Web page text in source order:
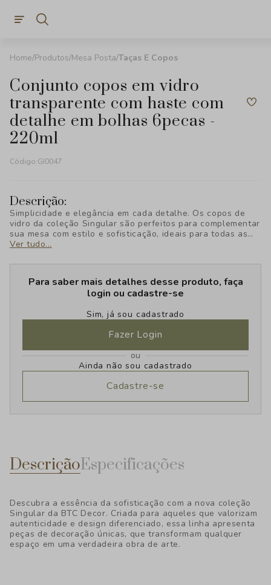
Produtos Mesa Posta Taças E Copos
conjunto copos em vidro
transparente com haste com
detalhe em bolhas 6pecas -
220ml
Código:GI0047
Descrição:
Simplicidade e elegância em cada detalhe. Os copos de
vidro da coleção Singular são perfeitos para complementar
sua mesa com estilo e sofisticação, ideais para todas as
ocasiões. Descubra o charme exclusivo da BTC Decor!
Ver tudo...
Para saber mais detalhes desse produto, faça
login ou cadastre-se
Sim, já sou cadastrado
Fazer Login
ou
Ainda não sou cadastrado
Cadastre-se
DescriçãoEspecificações
Descubra a essência da sofisticação com a nova coleção
Singular da BTC Decor. Criada para aqueles que valorizam
autenticidade e design diferenciado, essa linha apresenta
peças de decoração únicas, que transformam qualquer
espaço em uma verdadeira obra de arte.